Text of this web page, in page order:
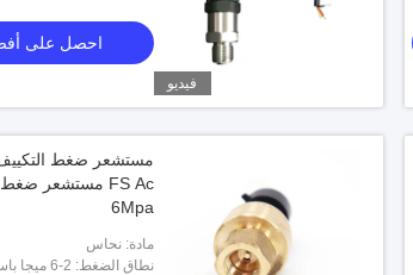
احصل على أفضل سعر
فيديو
احصل على
6Mpa
مادة: نحاس
نطاق الضغط: 2-6 ميجا باسكال